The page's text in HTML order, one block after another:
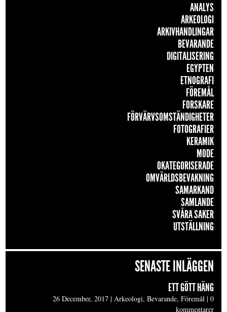
ANALYS
ARKEOLOGI
ARKIVHANDLINGAR
BEVARANDE
DIGITALISERING
EGYPTEN
ETNOGRAFI
FÖREMÅL
FORSKARE
FÖRVÄRVSOMSTÄNDIGHETER
FOTOGRAFIER
KERAMIK
MODE
OKATEGORISERADE
OMVÄRLDSBEVAKNING
SAMARKAND
SAMLANDE
SVÅRA SAKER
UTSTÄLLNING
SENASTE INLÄGGEN
ETT GÖTT HÄNG
26 December, 2017 | Arkeologi, Bevarande, Föremål |0
kommentarer